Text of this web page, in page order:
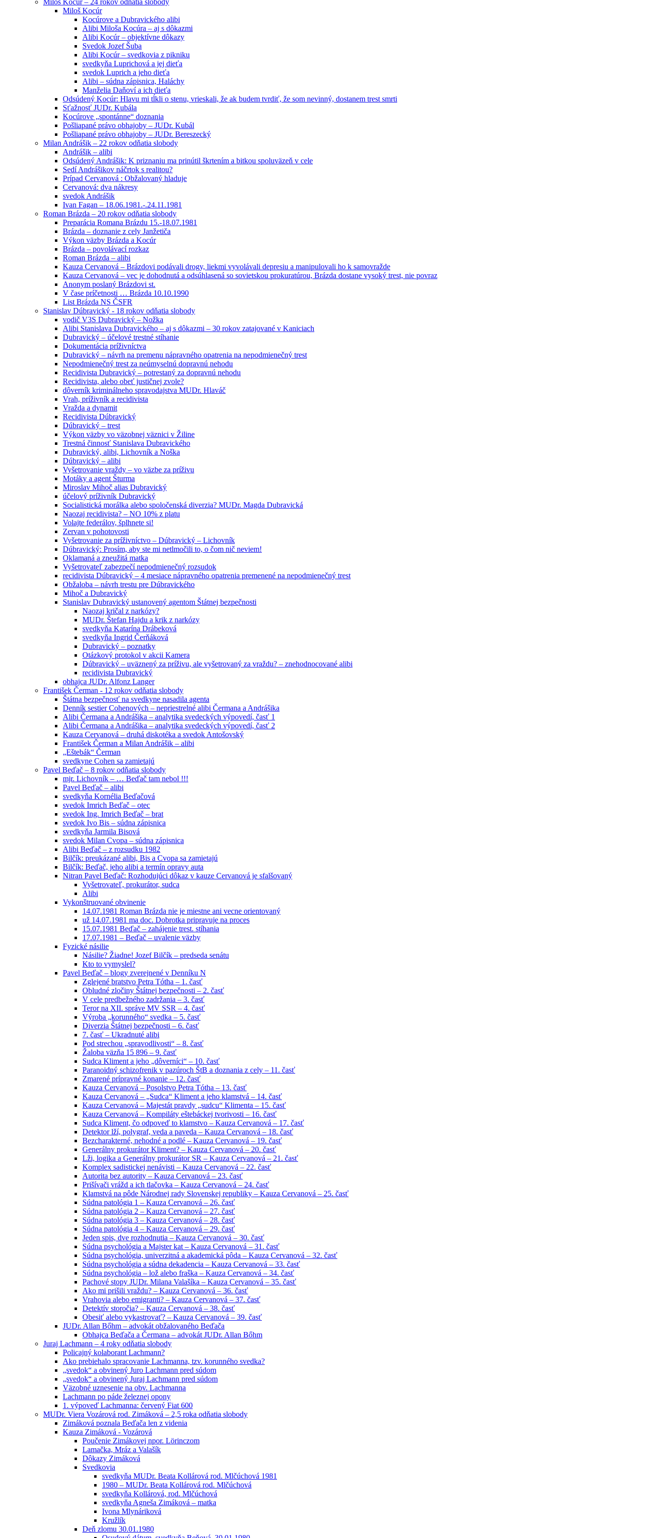
Miloš Kocúr
Kocúrove a Dubravického alibi
Alibi Miloša Kocúra – aj s dôkazmi
Alibi Kocúr – objektívne dôkazy
Svedok Jozef Šuba
Alibi Kocúr – svedkovia z pikniku
svedkyňa Luprichová a jej dieťa
svedok Luprich a jeho dieťa
Alibi – súdna zápisnica, Haláchy
Manželia Daňoví a ich dieťa
Odsúdený Kocúr: Hlavu mi tĺkli o stenu, vrieskali, že ak budem tvrdiť, že som nevinný, dostanem trest smrti
Sťažnosť JUDr. Kubála
Kocúrove „spontánne“ doznania
Pošliapané právo obhajoby – JUDr. Kubál
Pošliapané právo obhajoby – JUDr. Bereszecký
Milan Andrášik – 22 rokov odňatia slobody
Andrášik – alibi
Odsúdený Andrášik: K priznaniu ma prinútil škrtením a bitkou spoluväzeň v cele
Sedí Andrášikov náčrtok s realitou?
Prípad Cervanová : Obžalovaný hladuje
Cervanová: dva nákresy
svedok Andrášik
Ivan Fagan – 18.06.1981.-.24.11.1981
Roman Brázda – 20 rokov odňatia slobody
Preparácia Romana Brázdu 15.-18.07.1981
Brázda – doznanie z cely Janžetiča
Výkon väzby Brázda a Kocúr
Brázda – povolávací rozkaz
Roman Brázda – alibi
Kauza Cervanová – Brázdovi podávali drogy, liekmi vyvolávali depresiu a manipulovali ho k samovražde
Kauza Cervanová – vec je dohodnutá a odsúhlasená so sovietskou prokuratúrou, Brázda dostane vysoký trest, nie povraz
Anonym poslaný Brázdovi st.
V čase príčetnosti … Brázda 10.10.1990
List Brázda NS ČSFR
Stanislav Dúbravický - 18 rokov odňatia slobody
vodič V3S Dubravický – Nožka
Alibi Stanislava Dubravického – aj s dôkazmi – 30 rokov zatajované v Kaniciach
Dubravický – účelové trestné stíhanie
Dokumentácia príživníctva
Dubravický – návrh na premenu nápravného opatrenia na nepodmienečný trest
Nepodmienečný trest za neúmyselnú dopravnú nehodu
Recidivista Dubravický – potrestaný za dopravnú nehodu
Recidivista, alebo obeť justičnej zvole?
dôverník kriminálneho spravodajstva MUDr. Hlaváč
Vrah, príživník a recidivista
Vražda a dynamit
Recidivista Dúbravický
Dúbravický – trest
Výkon väzby vo väzobnej väznici v Žiline
Trestná činnosť Stanislava Dubravického
Dubravický, alibi, Lichovník a Noška
Dúbravický – alibi
Vyšetrovanie vraždy – vo väzbe za príživu
Motáky a agent Šturma
Miroslav Mihoč alias Dubravický
účelový príživník Dubravický
Socialistická morálka alebo spoločenská diverzia? MUDr. Magda Dubravická
Naozaj recidivista? – NO 10% z platu
Volajte federálov, šplhnete si!
Zervan v pohotovosti
Vyšetrovanie za príživníctvo – Dúbravický – Lichovník
Dúbravický: Prosím, aby ste mi netlmočili to, o čom nič neviem!
Oklamaná a zneužitá matka
Vyšetrovateľ zabezpečí nepodmienečný rozsudok
recidivista Dúbravický – 4 mesiace nápravného opatrenia premenené na nepodmienečný trest
Obžaloba – návrh trestu pre Dúbravického
Mihoč a Dubravický
Stanislav Dubravický ustanovený agentom Štátnej bezpečnosti
Naozaj kričal z narkózy?
MUDr. Štefan Hajdu a krik z narkózy
svedkyňa Katarína Drábeková
svedkyňa Ingrid Čerňáková
Dubravický – poznatky
Otázkový protokol v akcii Kamera
Dúbravický – uväznený za príživu, ale vyšetrovaný za vraždu? – znehodnocované alibi
recidivista Dubravický
obhajca JUDr. Alfonz Langer
František Čerman - 12 rokov odňatia slobody
Štátna bezpečnosť na svedkyne nasadila agenta
Denník sestier Cohenových – nepriestrelné alibi Čermana a Andrášika
Alibi Čermana a Andrášika – analytika svedeckých výpovedí, časť 1
Alibi Čermana a Andrášika – analytika svedeckých výpovedí, časť 2
Kauza Cervanová – druhá diskotéka a svedok Antošovský
František Čerman a Milan Andrášik – alibi
„Eštebák“ Čerman
svedkyne Cohen sa zamietajú
Pavel Beďač – 8 rokov odňatia slobody
mjr. Lichovník – … Beďač tam nebol !!!
Pavel Beďač – alibi
svedkyňa Kornélia Beďačová
svedok Imrich Beďač – otec
svedok Ing. Imrich Beďač – brat
svedok Ivo Bis – súdna zápisnica
svedkyňa Jarmila Bisová
svedok Milan Cvopa – súdna zápisnica
Alibi Beďač – z rozsudku 1982
Bilčík: preukázané alibi, Bis a Cvopa sa zamietajú
Bilčík: Beďač, jeho alibi a termín opravy auta
Nitran Pavel Beďač: Rozhodujúci dôkaz v kauze Cervanová je sfalšovaný
Vyšetrovateľ, prokurátor, sudca
Alibi
Vykonštruované obvinenie
14.07.1981 Roman Brázda nie je miestne ani vecne orientovaný
už 14.07.1981 ma doc. Dobrotka pripravuje na proces
15.07.1981 Beďač – zahájenie trest. stíhania
17.07.1981 – Beďač – uvalenie väzby
Fyzické násilie
Násilie? Žiadne! Jozef Bilčík – predseda senátu
Kto to vymyslel?
Pavel Beďač – blogy zverejnené v Denníku N
Zglejené bratstvo Petra Tótha – 1. časť
Obludné zločiny Štátnej bezpečnosti – 2. časť
V cele predbežného zadržania – 3. časť
Teror na XII. správe MV SSR – 4. časť
Výroba „korunného“ svedka – 5. časť
Diverzia Štátnej bezpečnosti – 6. časť
7. časť – Ukradnuté alibi
Pod strechou „spravodlivosti“ – 8. časť
Žaloba väzňa 15 896 – 9. časť
Sudca Kliment a jeho „dôverníci“ – 10. časť
Paranoidný schizofrenik v pazúroch ŠtB a doznania z cely – 11. časť
Zmarené prípravné konanie – 12. časť
Kauza Cervanová – Posolstvo Petra Tótha – 13. časť
Kauza Cervanová – „Sudca“ Kliment a jeho klamstvá – 14. časť
Kauza Cervanová – Majestát pravdy „sudcu“ Klimenta – 15. časť
Kauza Cervanová – Kompiláty eštebáckej tvorivosti – 16. časť
Sudca Kliment, čo odpoveď to klamstvo – Kauza Cervanová – 17. časť
Detektor lží, polygraf, veda a paveda – Kauza Cervanová – 18. časť
Bezcharakterné, nehodné a podlé – Kauza Cervanová – 19. časť
Generálny prokurátor Kliment? – Kauza Cervanová – 20. časť
Lži, logika a Generálny prokurátor SR – Kauza Cervanová – 21. časť
Komplex sadistickej nenávisti – Kauza Cervanová – 22. časť
Autorita bez autority – Kauza Cervanová – 23. časť
Prišívači vrážd a ich tlačovka – Kauza Cervanová – 24. časť
Klamstvá na pôde Národnej rady Slovenskej republiky – Kauza Cervanová – 25. časť
Súdna patológia 1 – Kauza Cervanová – 26. časť
Súdna patológia 2 – Kauza Cervanová – 27. časť
Súdna patológia 3 – Kauza Cervanová – 28. časť
Súdna patológia 4 – Kauza Cervanová – 29. časť
Jeden spis, dve rozhodnutia – Kauza Cervanová – 30. časť
Súdna psychológia a Majster kat – Kauza Cervanová – 31. časť
Súdna psychológia, univerzitná a akademická pôda – Kauza Cervanová – 32. časť
Súdna psychológia a súdna dekadencia – Kauza Cervanová – 33. časť
Súdna psychológia – lož alebo fraška – Kauza Cervanová – 34. časť
Pachové stopy JUDr. Milana Valašíka – Kauza Cervanová – 35. časť
Ako mi prišili vraždu? – Kauza Cervanová – 36. časť
Vrahovia alebo emigranti? – Kauza Cervanová – 37. časť
Detektív storočia? – Kauza Cervanová – 38. časť
Obesiť alebo vykastrovať? – Kauza Cervanová – 39. časť
JUDr. Allan Bőhm – advokát obžalovaného Beďača
Obhajca Beďača a Čermana – advokát JUDr. Allan Bőhm
Juraj Lachmann – 4 roky odňatia slobody
Policajný kolaborant Lachmann?
Ako prebiehalo spracovanie Lachmanna, tzv. korunného svedka?
„svedok“ a obvinený Juro Lachmann pred súdom
„svedok“ a obvinený Juraj Lachmann pred súdom
Väzobné uznesenie na obv. Lachmanna
Lachmann po páde železnej opony
1. výpoveď Lachmanna: červený Fiat 600
MUDr. Viera Vozárová rod. Zimáková – 2,5 roka odňatia slobody
Zimáková poznala Beďača len z videnia
Kauza Zimáková - Vozárová
Poučenie Zimákovej npor. Lörinczom
Lamačka, Mráz a Valašík
Dôkazy Zimáková
Svedkovia
svedkyňa MUDr. Beata Kollárová rod. Mlčúchová 1981
1980 – MUDr. Beata Kollárová rod. Mlčúchová
svedkyňa Kollárová, rod. Mlčúchová
svedkyňa Agneša Zimáková – matka
Ivona Mlynáriková
Kružlík
Deň zlomu 30.01.1980